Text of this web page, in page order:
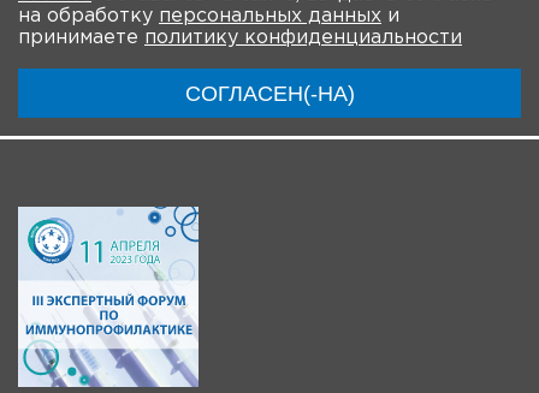
на обработку персональных данных и
принимаете политику конфиденциальности
СОГЛАСЕН(-НА)
О мероприятии Программа Участники